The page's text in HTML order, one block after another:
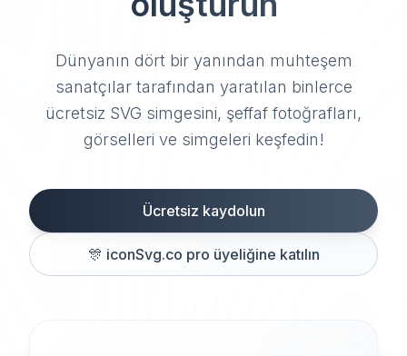
Dünyanın dört bir yanından muhteşem
sanatçılar tarafından yaratılan binlerce
ücretsiz SVG simgesini, şeffaf fotoğrafları,
görselleri ve simgeleri keşfedin!
Ücretsiz kaydolun
🎊 iconSvg.co pro üyeliğine katılın